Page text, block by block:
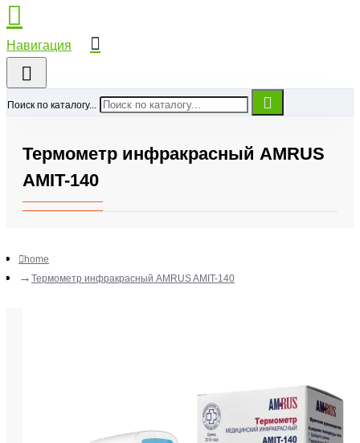
Поиск по каталогу...
Термометр инфракрасный AMRUS
AMIT-140
home
Термометр инфракрасный AMRUS AMIT-140